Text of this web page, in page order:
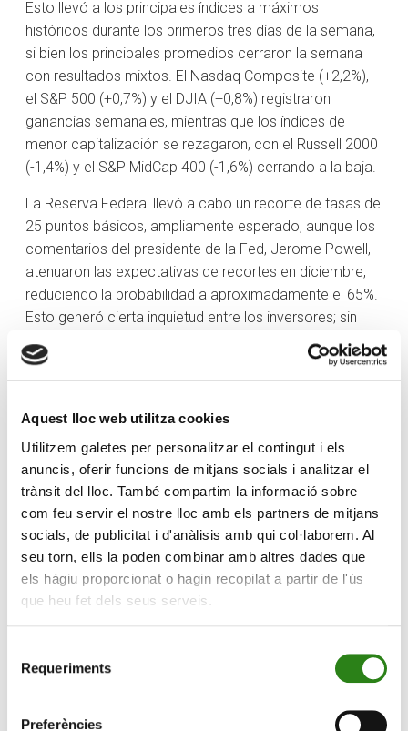
Aquest lloc web utilitza cookies
Utilitzem galetes per personalitzar el contingut i els
anuncis, oferir funcions de mitjans socials i analitzar el
trànsit del lloc. També compartim la informació sobre
com feu servir el nostre lloc amb els partners de mitjans
socials, de publicitat i d'anàlisis amb qui col·laborem. Al
seu torn, ells la poden combinar amb altres dades que
els hàgiu proporcionat o hagin recopilat a partir de l'ús
que heu fet dels seus serveis.
Requeriments
Preferències
Esto llevó a los principales índices a máximos
históricos durante los primeros tres días de la semana,
si bien los principales promedios cerraron la semana
con resultados mixtos. El Nasdaq Composite (+2,2%),
el S&P 500 (+0,7%) y el DJIA (+0,8%) registraron
ganancias semanales, mientras que los índices de
menor capitalización se rezagaron, con el Russell 2000
(-1,4%) y el S&P MidCap 400 (-1,6%) cerrando a la baja.
La Reserva Federal llevó a cabo un recorte de tasas de
25 puntos básicos, ampliamente esperado, aunque los
comentarios del presidente de la Fed, Jerome Powell,
atenuaron las expectativas de recortes en diciembre,
reduciendo la probabilidad a aproximadamente el 65%.
Esto generó cierta inquietud entre los inversores; sin
embargo, los sólidos resultados empresariales, el auge
de las inversiones en inteligencia artificial y el
optimismo comercial contribuyeron a mantener un
Amazon y Alphabet presentaron sólidos resultados,
mientras que los anuncios de NVIDIA, incluyendo
pedidos de chips por valor de más de 500 mil millones
de dólares hasta 2026, impulsaron las ganancias en el
sector tecnológico. El informe de ganancias de Meta sí
afectó negativamente a las acciones tecnológicas a
mediados de semana debido a sus elevados gastos.